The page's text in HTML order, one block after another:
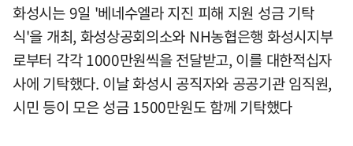
화성시는 9일 '베네수엘라 지진 피해 지원 성금 기탁
식'을 개최, 화성상공회의소와 NH농협은행 화성시지부
로부터 각각 1000만원씩을 전달받고, 이를 대한적십자
사에 기탁했다. 이날 화성시 공직자와 공공기관 임직원,
시민 등이 모은 성금 1500만원도 함께 기탁했다